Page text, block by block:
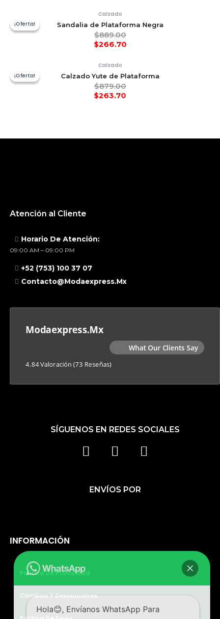
¡Oferta!
¡Oferta!
Calzado
Sandalia de Plataforma Negra
$889.00
$266.70
¡Oferta!
¡Oferta!
Calzado
Calzado Yute de Plataforma
$879.00
$263.70
INFORMACIÓN
Política De Privacidad
Cambios Y Devoluciones
SÍGUENOS EN REDES SOCIALES
F
C
E
K
I
S
T
A
T
ENVÍOS POR
Atención al Cliente
Horario De Atención:
09:00 AM – 09:00 PM
+52 (753) 100 37 07
Contacto@modaexpress.mx
Modaexpress.mx
What Our Clients Say
4.84 Valoración (73 Reseñas)
Hola😊, Envíanos WhatsApp Para